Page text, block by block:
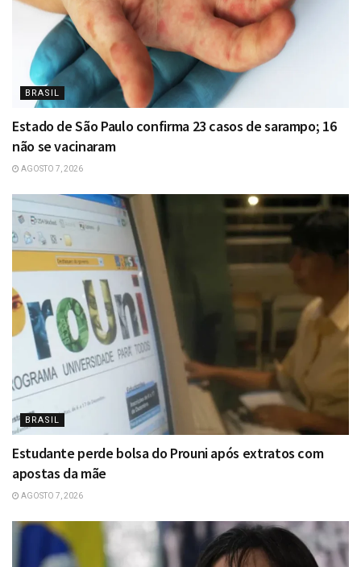
BRASIL
Estado de São Paulo confirma 23 casos de sarampo; 16
não se vacinaram
AGOSTO 7, 2026
BRASIL
Estudante perde bolsa do Prouni após extratos com
apostas da mãe
AGOSTO 7, 2026